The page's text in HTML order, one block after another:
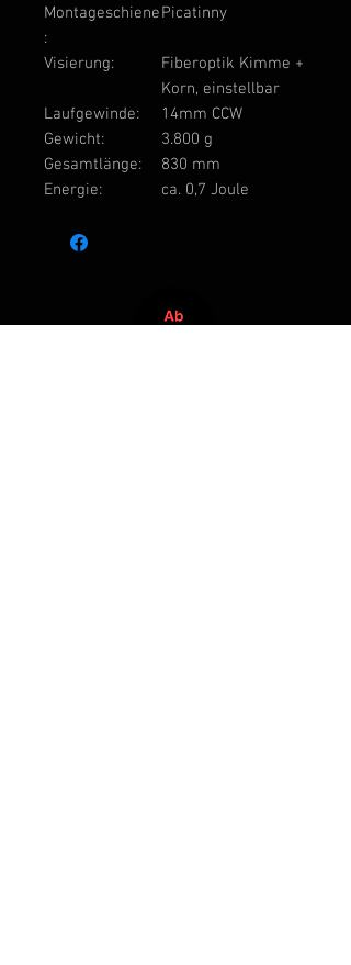
Montageschiene
:
Picatinny
Visierung:
Fiberoptik Kimme +
Korn, einstellbar
Laufgewinde:
14mm CCW
Gewicht:
3.800 g
Gesamtlänge:
830 mm
Energie:
ca. 0,7 Joule